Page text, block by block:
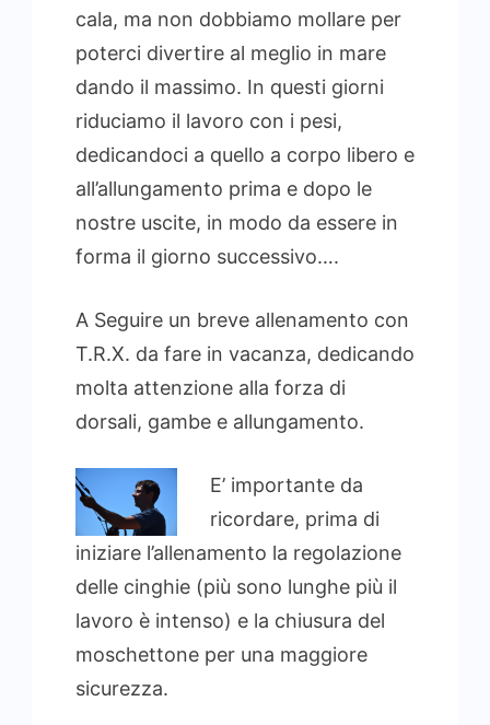
cala, ma non dobbiamo mollare per
poterci divertire al meglio in mare
dando il massimo. In questi giorni
riduciamo il lavoro con i pesi,
dedicandoci a quello a corpo libero e
all’allungamento prima e dopo le
nostre uscite, in modo da essere in
forma il giorno successivo….
A Seguire un breve allenamento con
T.R.X. da fare in vacanza, dedicando
molta attenzione alla forza di
dorsali, gambe e allungamento.
E’ importante da
ricordare, prima di
iniziare l’allenamento la regolazione
delle cinghie (più sono lunghe più il
lavoro è intenso) e la chiusura del
moschettone per una maggiore
sicurezza.